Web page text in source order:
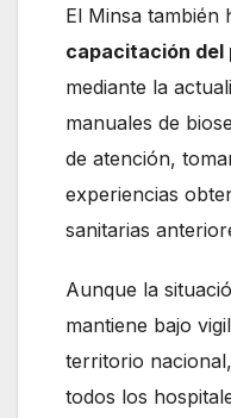
El Minsa también
capacitación del
mediante la
manuales de
de atención,
experiencias
sanitarias
Aunque la
mantiene bajo
territorio
todos los